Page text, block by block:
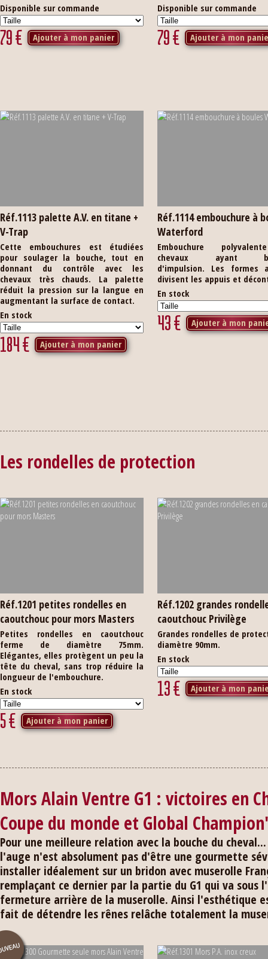
Disponible sur commande
79€ Ajouter à mon panier
Disponible sur commande
79€ Ajouter à mon
Réf.1113 palette A.V. en titane +
V-Trap
Cette embouchures est étudiées
pour soulager la bouche, tout en
donnant du contrôle avec les
chevaux très chauds. La palette
réduit la pression sur la langue en
augmentant la surface de contact.
En stock
184€ Ajouter à mon panier
Réf.1114 embouchure à
Waterford
Embouchure
chevaux ayant
d'impulsion. Les formes
divisent les appuis et
En stock
43€ Ajouter à mon
Les rondelles de protection
Réf.1201 petites rondelles en
caoutchouc pour mors Masters
Petites rondelles en caoutchouc
ferme de diamètre 75mm.
Elégantes, elles protègent un peu la
tête du cheval, sans trop réduire la
longueur de l'embouchure.
En stock
5€ Ajouter à mon panier
Réf.1202 grandes
caoutchouc Privilège
Grandes rondelles de
diamètre 90mm.
En stock
13€ Ajouter à mon
Mors Alain Ventre G1 : victoires en
Coupe du monde et Global
Pour une meilleure relation avec la bouche du
l'auge n'est absolument pas d'être une gourmette
installer idéalement sur un bridon avec muserolle
remplaçant ce dernier par la partie du G1 qui va
fermeture arrière de la muserolle. Ainsi l'esthétique
fait de détendre les rênes relâche totalement la